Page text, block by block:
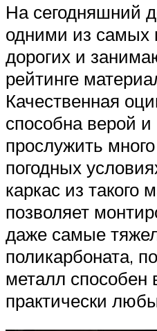
На сегодняшний
одними из самых
дорогих и
рейтинге
Качественная
способна верой
прослужить
погодных
каркас из такого
позволяет
даже самые
поликарбоната,
металл способен
практически